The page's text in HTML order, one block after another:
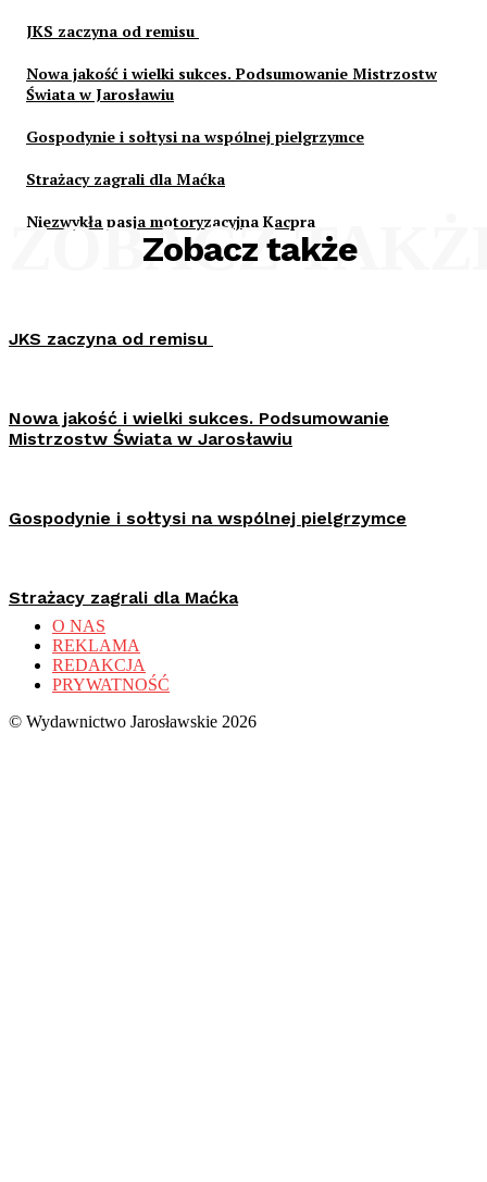
JKS zaczyna od remisu
Nowa jakość i wielki sukces. Podsumowanie Mistrzostw
Świata w Jarosławiu
Gospodynie i sołtysi na wspólnej pielgrzymce
Strażacy zagrali dla Maćka
Niezwykła pasja motoryzacyjna Kacpra
Zobacz także
ZOBACZ
JKS zaczyna od remisu
Nowa jakość i wielki sukces. Podsumowanie
Mistrzostw Świata w Jarosławiu
Gospodynie i sołtysi na wspólnej pielgrzymce
Strażacy zagrali dla Maćka
O NAS
REKLAMA
REDAKCJA
PRYWATNOŚĆ
© Wydawnictwo Jarosławskie 2026